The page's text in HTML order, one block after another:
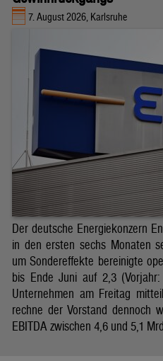
7. August 2026, Karlsruhe
Der deutsche Energiekonzern
in den ersten sechs Monaten
um Sondereffekte bereinigte
bis Ende Juni auf 2,3
Unternehmen am Freitag
rechne der Vorstand dennoch
EBITDA zwischen 4,6 und 5,1